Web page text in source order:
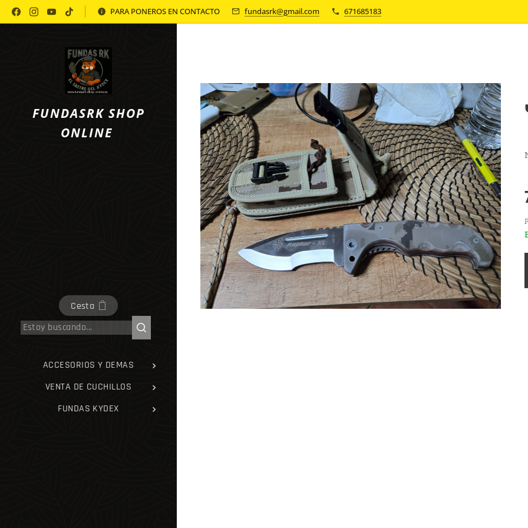
Política de Privacidad PARA PONEROS EN CONTACTO fundasrk@gmail.com 671685183
FUNDASRK SHOP
ONLINE
Cesta
ACCESORIOS Y DEMAS
VENTA DE CUCHILLOS
FUNDAS KYDEX